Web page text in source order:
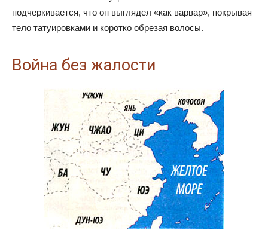
подчеркивается, что он выглядел «как варвар», покрывая
тело татуировками и коротко обрезая волосы.
Война без жалости